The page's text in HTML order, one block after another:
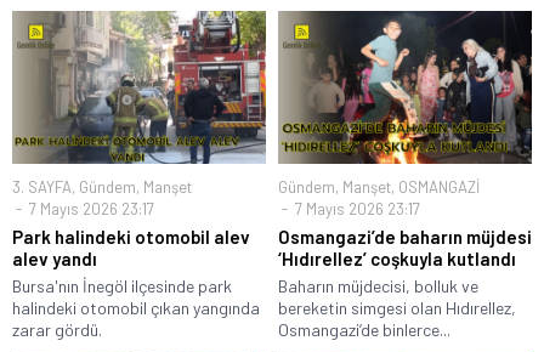
3. SAYFA, Gündem, Manşet
7 Mayıs 2026 23:17
Park halindeki otomobil alev
alev yandı
Bursa'nın İnegöl ilçesinde park
halindeki otomobil çıkan yangında
zarar gördü.
Gündem, Manşet, OSMANGAZİ
7 Mayıs 2026 23:17
Osmangazi’de baharın müjdesi
‘Hıdırellez’ coşkuyla kutlandı
Baharın müjdecisi, bolluk ve
bereketin simgesi olan Hıdırellez,
Osmangazi’de binlerce...